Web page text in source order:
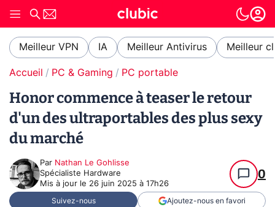
Meilleur VPN IA Meilleur Antivirus Meilleur
Accueil PC & Gaming PC portable
Honor commence à teaser le retour
d'un des ultraportables des plus sexy
du marché
Par Nathan Le Gohlisse
Spécialiste Hardware
Mis à jour le 26 juin 2025 à 17h26
0
Suivez-nous Ajoutez-nous en favori